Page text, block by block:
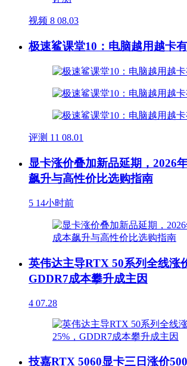
视频 8 08.03
极速鲨课堂10：电脑越用越卡
评测 11 08.01
显卡涨价叠加新品延期，2026
飙升与高性价比选购指南
5 14小时前
英伟达主导RTX 50系列全线涨
GDDR7成本攀升成主因
4 07.28
技嘉RTX 5060显卡三日涨价